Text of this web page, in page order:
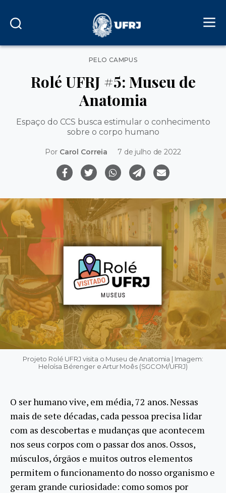
Categorias
PELO CAMPUS
Rolé UFRJ #5: Museu de
Anatomia
Espaço do CCS busca estimular o conhecimento
sobre o corpo humano
Por Carol Correia 7 de julho de 2022
Projeto Rolé UFRJ visita o Museu de Anatomia | Imagem:
Heloísa Bérenger e Artur Moês (SGCOM/UFRJ)
O ser humano vive, em média, 72 anos. Nessas
mais de sete décadas, cada pessoa precisa lidar
com as descobertas e mudanças que acontecem
nos seus corpos com o passar dos anos. Ossos,
músculos, órgãos e muitos outros elementos
permitem o funcionamento do nosso organismo e
geram grande curiosidade: como somos por